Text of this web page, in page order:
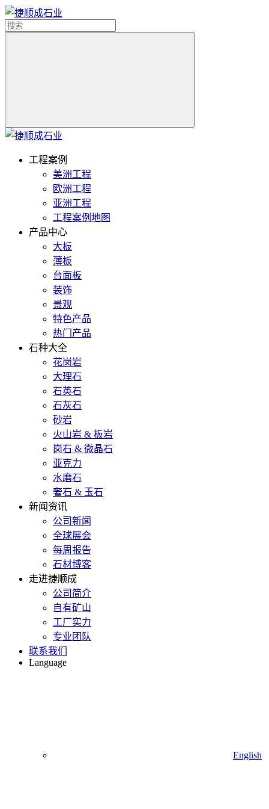
工程案例
美洲工程
欧洲工程
亚洲工程
工程案例地图
产品中心
大板
薄板
台面板
装饰
景观
特色产品
热门产品
石种大全
花岗岩
大理石
石英石
石灰石
砂岩
火山岩 & 板岩
岗石 & 微晶石
亚克力
水磨石
奢石 & 玉石
新闻资讯
公司新闻
全球展会
每周报告
石材博客
走进捷顺成
公司简介
自有矿山
工厂实力
专业团队
联系我们
Language
English